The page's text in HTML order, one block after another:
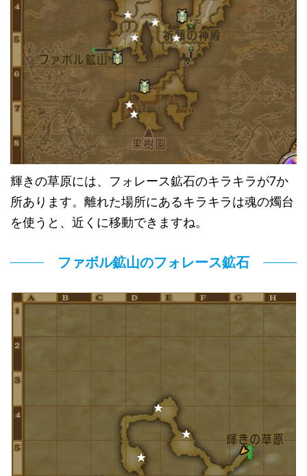
輝きの草原には、フォレース鉱石のキラキラが7か
所あります。離れた場所にあるキラキラは魂の燭台
を使うと、近くに移動できますね。
ファボル鉱山のフォレース鉱石